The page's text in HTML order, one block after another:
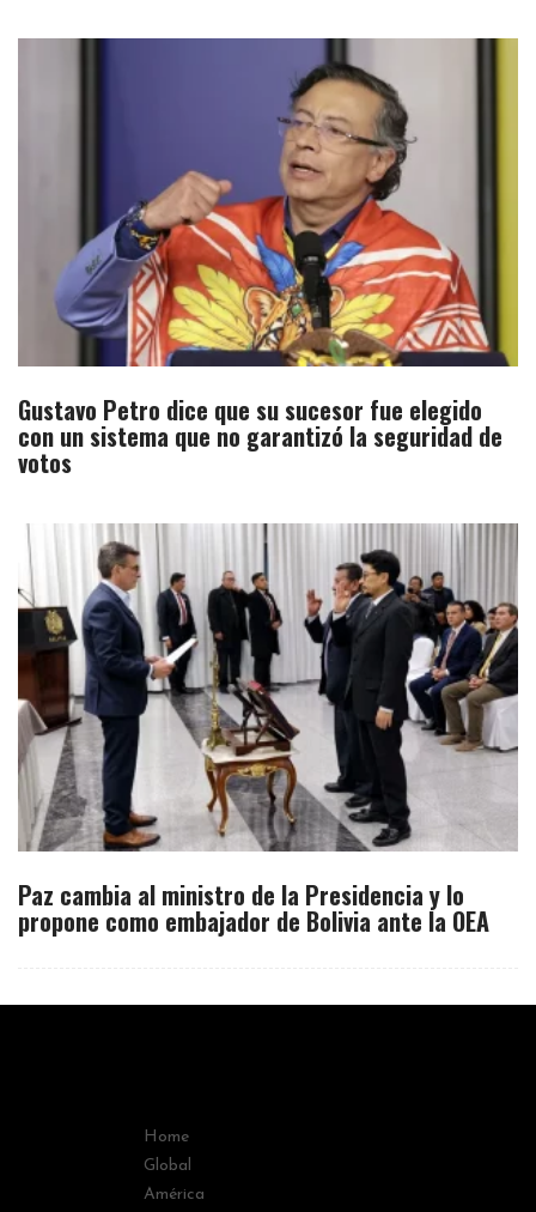
Gustavo Petro dice que su sucesor fue elegido
con un sistema que no garantizó la seguridad de
votos
Paz cambia al ministro de la Presidencia y lo
propone como embajador de Bolivia ante la OEA
Home
Global
América